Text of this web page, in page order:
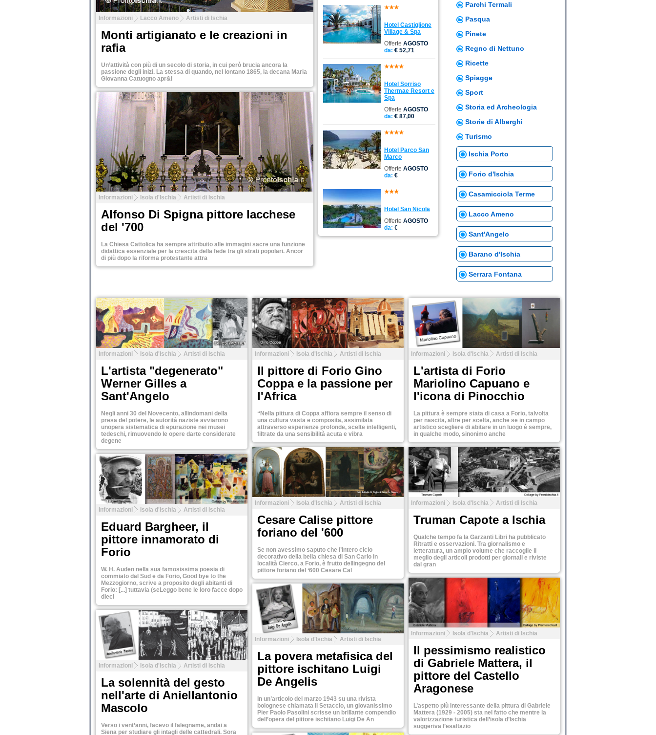
Informazioni Lacco Ameno Artisti di Ischia
Monti artigianato e le creazioni in
rafia
Un’attività con più di un secolo di storia, in cui però brucia ancora la
passione degli inizi. La stessa di quando, nel lontano 1865, la decana Maria
Giovanna Catuogno apr&i
Tweet
Informazioni Isola d'Ischia Artisti di Ischia
Alfonso Di Spigna pittore lacchese
del '700
La Chiesa Cattolica ha sempre attribuito alle immagini sacre una funzione
didattica essenziale per la crescita della fede tra gli strati popolari. Ancor
di più dopo la riforma protestante attra
Hotel Castiglione
Village & Spa
Offerte AGOSTO
da: € 52,71
Hotel Sorriso
Thermae Resort e
Spa
Offerte AGOSTO
da: € 87,00
Hotel Parco San
Marco
Offerte AGOSTO
da: €
Hotel San Nicola
Offerte AGOSTO
da: €
Parchi Termali
Pasqua
Pinete
Regno di Nettuno
Ricette
Spiagge
Sport
Storia ed Archeologia
Storie di Alberghi
Turismo
Ischia Porto
Forio d'Ischia
Casamicciola Terme
Lacco Ameno
Sant'Angelo
Barano d'Ischia
Serrara Fontana
Tweet
Informazioni Isola d'Ischia Artisti di Ischia
L'artista "degenerato"
Werner Gilles a
Sant'Angelo
Negli anni 30 del Novecento, allindomani della
presa del potere, le autorità naziste avviarono
unopera sistematica di epurazione nei musei
tedeschi, rimuovendo le opere darte considerate
degene
Tweet
Informazioni Isola d'Ischia Artisti di Ischia
Il pittore di Forio Gino
Coppa e la passione per
l'Africa
“Nella pittura di Coppa affiora sempre il senso di
una cultura vasta e composita, assimilata
attraverso esperienze profonde, scelte intelligenti,
filtrate da una sensibilità acuta e vibra
Tweet
Informazioni Isola d'Ischia Artisti di Ischia
L'artista di Forio
Mariolino Capuano e
l'icona di Pinocchio
La pittura è sempre stata di casa a Forio, talvolta
per nascita, altre per scelta, anche se in campo
artistico scegliere di abitare in un luogo è sempre,
in qualche modo, sinonimo anche
Tweet
Informazioni Isola d'Ischia Artisti di Ischia
Cesare Calise pittore
foriano del '600
Se non avessimo saputo che l’intero ciclo
decorativo della bella chiesa di San Carlo in
località Cierco, a Forio, è frutto dellingegno del
pittore foriano del ‘600 Cesare Cal
Tweet
Informazioni Isola d'Ischia Artisti di Ischia
Truman Capote a Ischia
Qualche tempo fa la Garzanti Libri ha pubblicato
Ritratti e osservazioni. Tra giornalismo e
letteratura, un ampio volume che raccoglie il
meglio degli articoli prodotti per giornali e riviste
dal gran
Tweet
Informazioni Isola d'Ischia Artisti di Ischia
Eduard Bargheer, il
pittore innamorato di
Forio
W. H. Auden nella sua famosissima poesia di
commiato dal Sud e da Forio, Good bye to the
Mezzogiorno, scrive a proposito degli abitanti di
Forio: [...] tuttavia (seLeggo bene le loro facce dopo
dieci
Tweet
Informazioni Isola d'Ischia Artisti di Ischia
Il pessimismo realistico
di Gabriele Mattera, il
pittore del Castello
Aragonese
L’aspetto più interessante della pittura di Gabriele
Mattera (1929 - 2005) sta nel fatto che mentre la
valorizzazione turistica dell’isola d’Ischia
suggeriva l’esaltazio
Tweet
Informazioni Isola d'Ischia Artisti di Ischia
La povera metafisica del
pittore ischitano Luigi
De Angelis
In un’articolo del marzo 1943 su una rivista
bolognese chiamata Il Setaccio, un giovanissimo
Pier Paolo Pasolini scrisse un brillante compendio
dell’opera del pittore ischitano Luigi De An
Tweet
Informazioni Isola d'Ischia Artisti di Ischia
La solennità del gesto
nell'arte di Aniellantonio
Mascolo
Verso i vent’anni, facevo il falegname, andai a
Siena per studiare gli intagli delle cattedrali. Sora